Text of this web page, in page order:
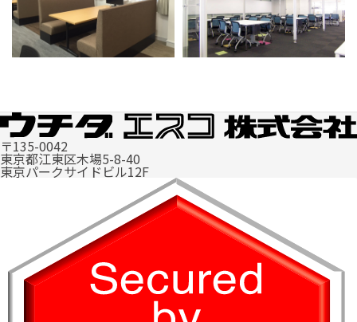
〒135-0042
東京都江東区木場5-8-40
東京パークサイドビル12F